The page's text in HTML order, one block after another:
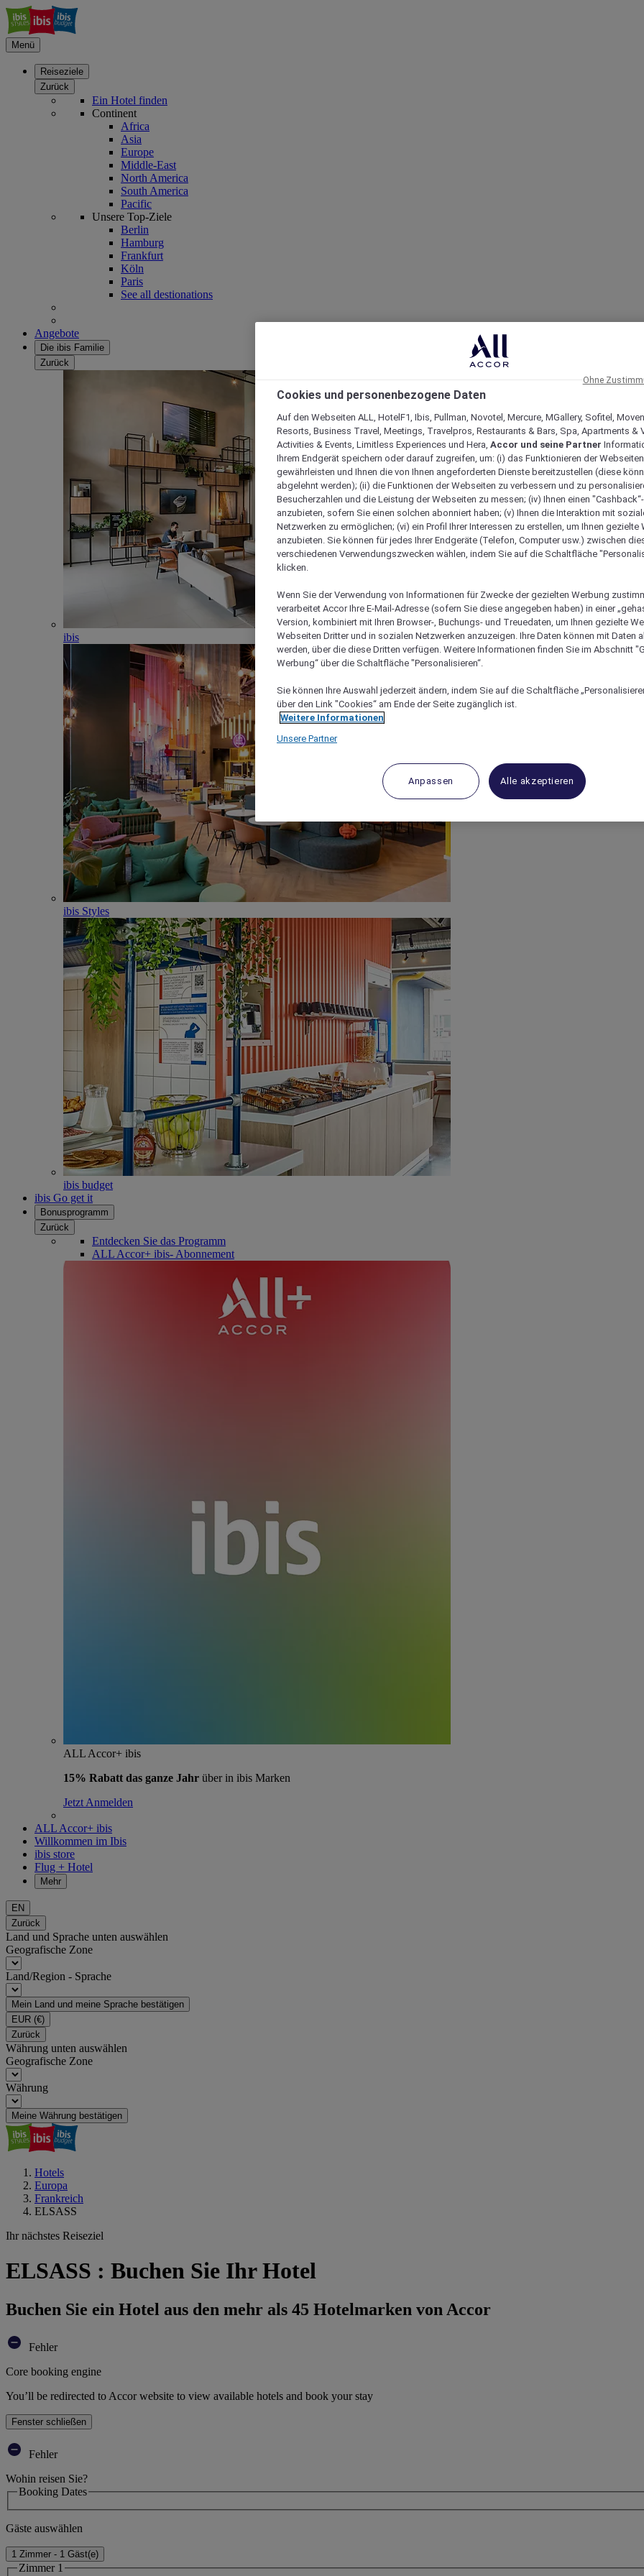
Menü
Reiseziele
Zurück
Ein Hotel finden
Continent
Africa
Asia
Europe
Middle-East
North America
South America
Pacific
Unsere Top-Ziele
Berlin
Hamburg
Frankfurt
Köln
Paris
See all destionations
Angebote
Die ibis Familie
Zurück
ibis
ibis Styles
ibis budget
ibis Go get it
Bonusprogramm
Zurück
Entdecken Sie das Programm
ALL Accor+ ibis- Abonnement
ALL Accor+ ibis
15% Rabatt das ganze Jahr über in ibis Marken
Jetzt Anmelden
ALL Accor+ ibis
Willkommen im Ibis
ibis store
Flug + Hotel
Mehr
EN
Zurück
Land und Sprache unten auswählen
Geografische Zone
Land/Region - Sprache
Mein Land und meine Sprache bestätigen
EUR (€)
Zurück
Währung unten auswählen
Geografische Zone
Währung
Meine Währung bestätigen
Hotels
Europa
Frankreich
ELSASS
Ihr nächstes Reiseziel
ELSASS : Buchen Sie Ihr Hotel
Buchen Sie ein Hotel aus den mehr als 45 Hotelmarken von Accor
Fehler
Core booking engine
You’ll be redirected to Accor website to view available hotels and book your stay
Fenster schließen
Fehler
Wohin reisen Sie?
Booking Dates
Gäste auswählen
1 Zimmer - 1 Gäst(e)
Zimmer 1
Cookies und personenbezogene Daten
Auf den Webseiten ALL, HotelF1, Ibis, Pullman, Novotel, Mercure, MGallery, Sofitel,
Resorts, Business Travel, Meetings, Travelpros, Restaurants & Bars, Spa, Apartments &
Activities & Events, Limitless Experiences und Hera, Accor und seine Partner
Ihrem Endgerät speichern oder darauf zugreifen, um: (i) das Funktionieren der
gewährleisten und Ihnen die von Ihnen angeforderten Dienste bereitzustellen (diese
abgelehnt werden); (ii) die Funktionen der Webseiten zu verbessern und zu
Besucherzahlen und die Leistung der Webseiten zu messen; (iv) Ihnen einen
anzubieten, sofern Sie einen solchen abonniert haben; (v) Ihnen die Interaktion mit
Netzwerken zu ermöglichen; (vi) ein Profil Ihrer Interessen zu erstellen, um Ihnen gezielte
anzubieten. Sie können für jedes Ihrer Endgeräte (Telefon, Computer usw.) zwischen
verschiedenen Verwendungszwecken wählen, indem Sie auf die Schaltfläche
klicken.
Wenn Sie der Verwendung von Informationen für Zwecke der gezielten Werbung
verarbeitet Accor Ihre E-Mail-Adresse (sofern Sie diese angegeben haben) in einer
Version, kombiniert mit Ihren Browser-, Buchungs- und Treuedaten, um Ihnen gezielte
Webseiten Dritter und in sozialen Netzwerken anzuzeigen. Ihre Daten können mit Daten
werden, über die diese Dritten verfügen. Weitere Informationen finden Sie im Abschnitt
Werbung“ über die Schaltfläche "Personalisieren“.
Sie können Ihre Auswahl jederzeit ändern, indem Sie auf die Schaltfläche
über den Link "Cookies“ am Ende der Seite zugänglich ist.
Weitere Informationen
Unsere Partner
Anpassen Alle akzeptieren
Ohne